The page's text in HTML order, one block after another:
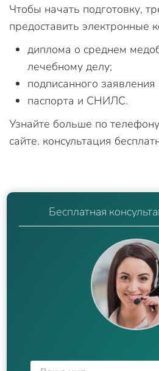
Чтобы начать подготовку,
предоставить электронные
диплома о среднем
лечебному делу;
подписанного
паспорта и СНИЛС.
Узнайте больше по
сайте. консультация
Бесплатная